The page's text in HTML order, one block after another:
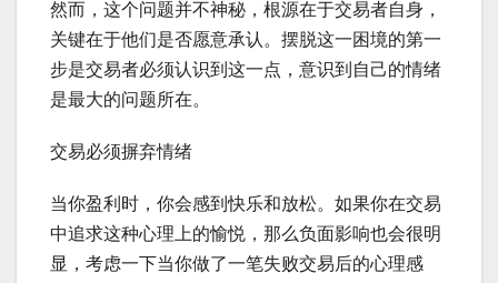
然而，这个问题并不神秘，根源在于交易者自身，
关键在于他们是否愿意承认。摆脱这一困境的第一
步是交易者必须认识到这一点，意识到自己的情绪
是最大的问题所在。
交易必须摒弃情绪
当你盈利时，你会感到快乐和放松。如果你在交易
中追求这种心理上的愉悦，那么负面影响也会很明
显，考虑一下当你做了一笔失败交易后的心理感